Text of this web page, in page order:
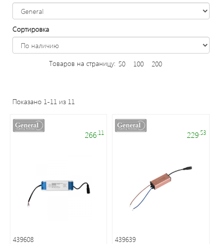
Переходники
и
патроны
датчики,
светодиодные
Сортировка
Товаров на страницу: 50 100 200
Показано 1-11 из 11
266 .11
439608
229 .53
439639